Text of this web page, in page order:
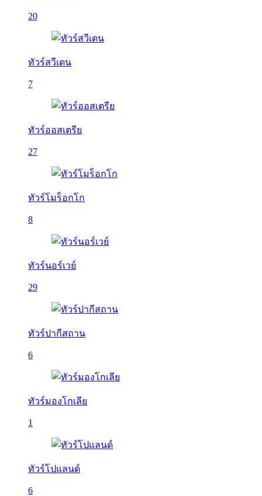
20
ทัวร์สวีเดน
7
ทัวร์ออสเตรีย
27
ทัวร์โมร็อกโก
8
ทัวร์นอร์เวย์
29
ทัวร์ปากีสถาน
6
ทัวร์มองโกเลีย
1
ทัวร์โปแลนด์
6